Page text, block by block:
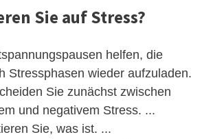
Sie auf Stress?
helfen, die
Stressphasen wieder aufzuladen.
Sie zunächst zwischen
und negativem Stress. ...
Sie, was ist. ...